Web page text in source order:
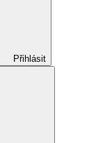
Přihlásit